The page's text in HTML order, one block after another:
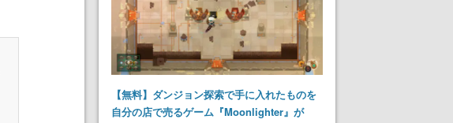
【無料】ダンジョン探索で手に入れたものを
自分の店で売るゲーム『Moonlighter』が